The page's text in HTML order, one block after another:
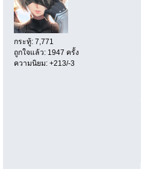
กระทู้: 7,771
ถูกใจแล้ว: 1947 ครั้ง
ความนิยม: +213/-3